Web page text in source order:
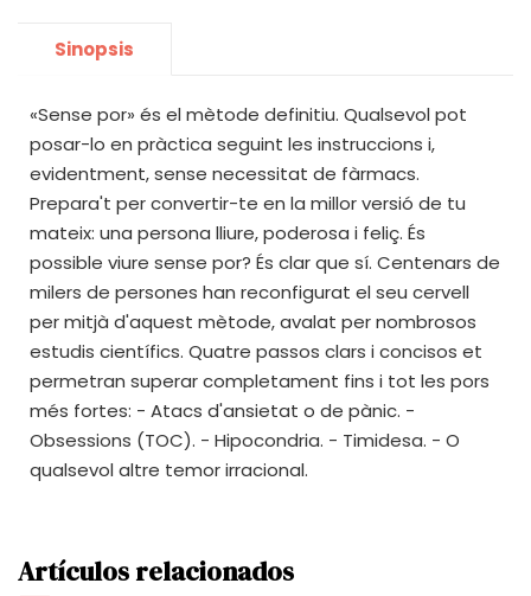
Sinopsis
«Sense por» és el mètode definitiu. Qualsevol pot
posar-lo en pràctica seguint les instruccions i,
evidentment, sense necessitat de fàrmacs.
Prepara't per convertir-te en la millor versió de tu
mateix: una persona lliure, poderosa i feliç. És
possible viure sense por? És clar que sí. Centenars de
milers de persones han reconfigurat el seu cervell
per mitjà d'aquest mètode, avalat per nombrosos
estudis científics. Quatre passos clars i concisos et
permetran superar completament fins i tot les pors
més fortes: - Atacs d'ansietat o de pànic. -
Obsessions (TOC). - Hipocondria. - Timidesa. - O
qualsevol altre temor irracional.
Artículos relacionados